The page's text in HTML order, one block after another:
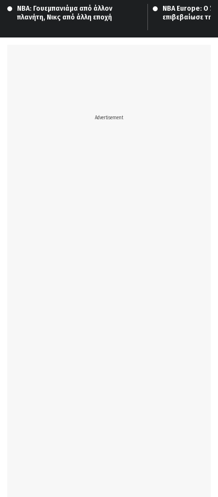
NBA: Γουεμπανιάμα από άλλον
πλανήτη, Νικς από άλλη εποχή
NBA Europe: Ο
επιβεβαίωσε την